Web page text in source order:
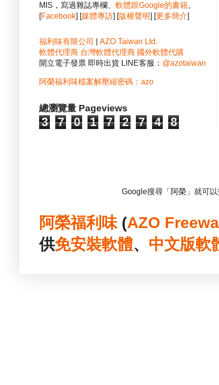
MIS，寫過雜誌專欄、 軟體跟Google的書籍。
[Facebook] [媒體專訪] [版權聲明] [更多簡介]
福利味有限公司
AZO Taiwan Ltd.
軟體代理商 台灣軟體代理商 國外軟體代購
開立電子發票 即時出貨 LINE客服： @azotaiwan
阿榮福利味檔案解壓縮密碼：azo
總瀏覽量 Pageviews
3 7 0 1 7 2 7 4 8
Google搜尋「阿榮」就可
阿榮福利味(AZO
供免安裝軟體、 中文版軟